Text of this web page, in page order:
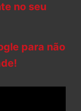
no seu
para não